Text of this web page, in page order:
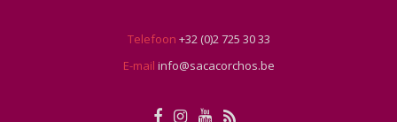
Telefoon +32 (0)2 725 30 33
E-mail info@sacacorchos.be